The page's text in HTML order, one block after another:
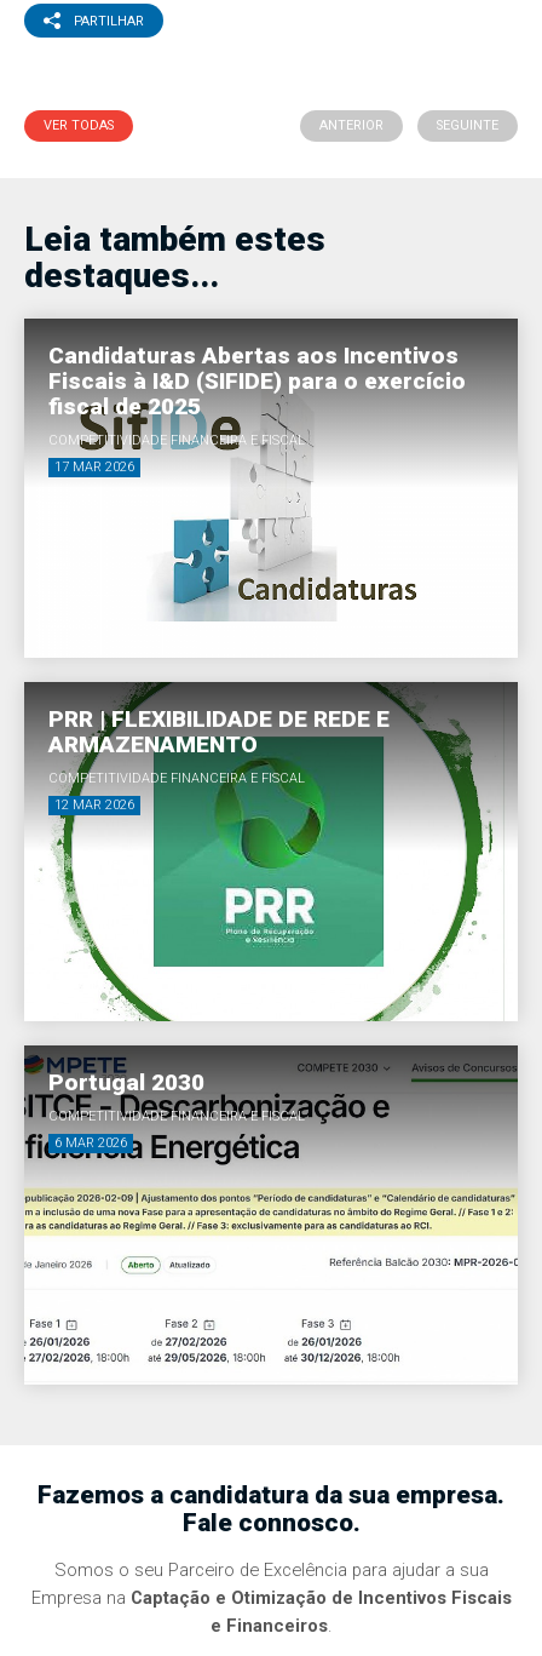
PARTILHAR
VER TODAS ANTERIOR SEGUINTE
Leia também estes
destaques...
Candidaturas Abertas aos Incentivos
Fiscais à I&D (SIFIDE) para o exercício
fiscal de 2025
COMPETITIVIDADE FINANCEIRA E FISCAL
17 MAR 2026
PRR | FLEXIBILIDADE DE REDE E
ARMAZENAMENTO
COMPETITIVIDADE FINANCEIRA E FISCAL
12 MAR 2026
Portugal 2030
COMPETITIVIDADE FINANCEIRA E FISCAL
6 MAR 2026
Fazemos a candidatura da sua empresa.
Fale connosco.
Somos o seu Parceiro de Excelência para ajudar a sua
Empresa na Captação e Otimização de Incentivos Fiscais
e Financeiros.